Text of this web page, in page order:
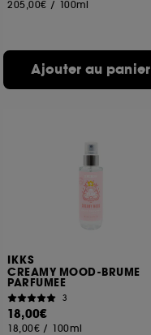
205,00€ / 100ml
Ajouter au panier
IKKS
CREAMY MOOD-BRUME
PARFUMEE
3
18,00€
18,00€ / 100ml